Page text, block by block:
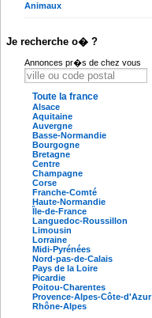
Animaux
Je recherche o� ?
Annonces pr�s de chez vous
Toute la france
Alsace
Aquitaine
Auvergne
Basse-Normandie
Bourgogne
Bretagne
Centre
Champagne
Corse
Franche-Comté
Haute-Normandie
Île-de-France
Languedoc-Roussillon
Limousin
Lorraine
Midi-Pyrénées
Nord-pas-de-Calais
Pays de la Loire
Picardie
Poitou-Charentes
Provence-Alpes-Côte-d'Azur
Rhône-Alpes